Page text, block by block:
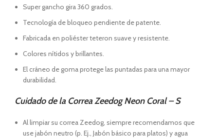
Super gancho gira 360 grados.
Tecnología de bloqueo pendiente de patente.
Fabricada en poliéster teteron suave y resistente.
Colores nítidos y brillantes.
El cráneo de goma protege las puntadas para una mayor
durabilidad.
Cuidado de la Correa Zeedog Neon Coral – S
Al limpiar su correa Zeedog, siempre recomendamos que
use jabón neutro (p. Ej., Jabón básico para platos) y agua